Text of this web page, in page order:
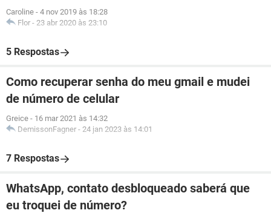
Caroline - 4 nov 2019 às 18:28
Flor - 23 abr 2020 às 23:10
5 Respostas
Como recuperar senha do meu gmail e mudei
de número de celular
Greice - 16 mar 2021 às 14:32
DemissonFagner - 24 jan 2023 às 14:01
7 Respostas
WhatsApp, contato desbloqueado saberá que
eu troquei de número?